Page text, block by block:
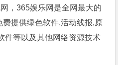
，365娱乐网是全网最大的
提供绿色软件,活动线报,原
件等以及其他网络资源技术